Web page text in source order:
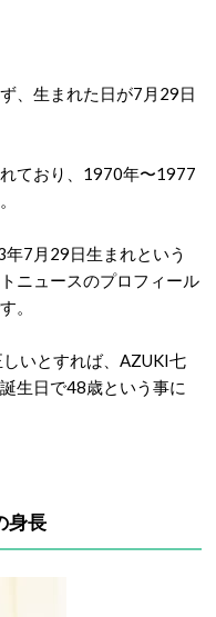
、生まれた日が7月29日
ており、1970年〜1977
7月29日生まれという
ニュースのプロフィール
。
いとすれば、AZUKI七
生日で48歳という事に
身長